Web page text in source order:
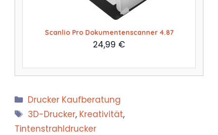
Scanlio Pro Dokumentenscanner 4.87
24,99 €
Kategorien
Drucker Kaufberatung
Schlagwörter
3D-Drucker, Kreativität,
Tintenstrahldrucker